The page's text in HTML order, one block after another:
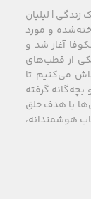
زندگی | لیلیان
و مورد
زیرمجموعه گروه شکوفا آغاز شد و
به یکی از قطب‌های
می‌کنیم تا
بچه‌گانه گرفته
با هدف خلق
هوشمندانه،